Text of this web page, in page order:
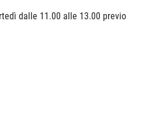
11.00 alle 13.00 previo